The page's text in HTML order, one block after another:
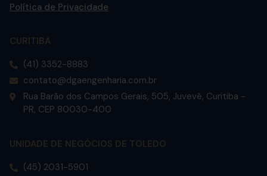
Política de Privacidade
CURITIBA
(41) 3352-8883
contato@dgaengenharia.com.br
Rua Barão dos Campos Gerais, 505, Juvevê, Curitiba -
PR, CEP 80030-400
UNIDADE DE NEGÓCIOS DE TOLEDO
(45) 2031-5901